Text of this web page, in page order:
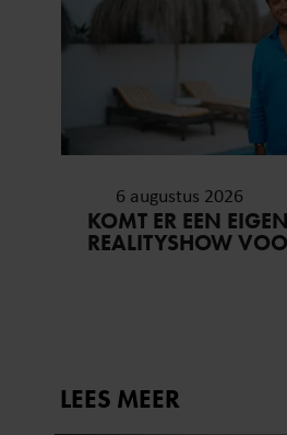
6 augustus 2026
KOMT ER EEN EIGEN
REALITYSHOW